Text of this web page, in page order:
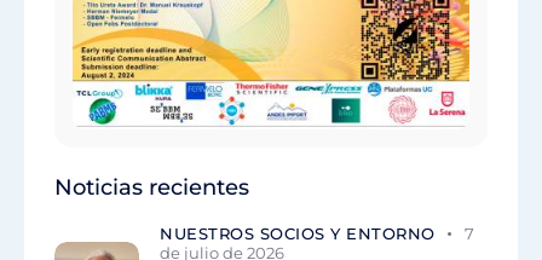
Noticias recientes
NUESTROS SOCIOS Y ENTORNO
7
de julio de 2026